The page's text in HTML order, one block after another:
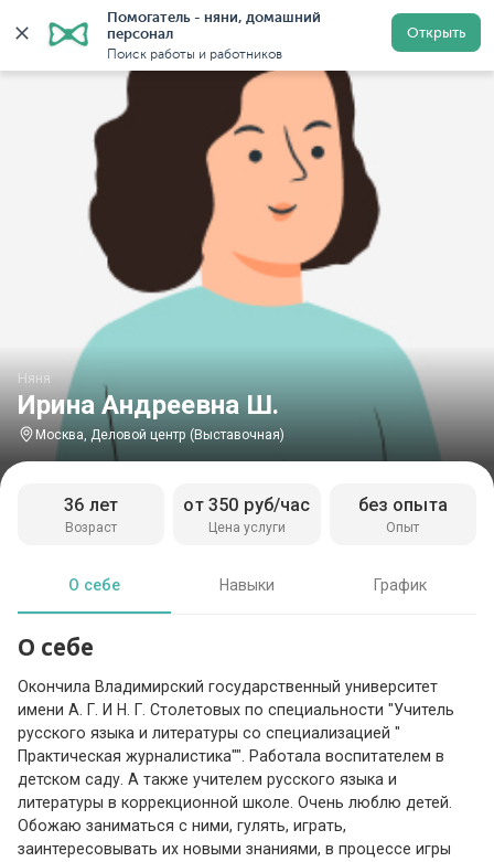
Помогатель - няни, домашний
персонал
Поиск работы и работников
Открыть
Главная Няни Няни в Москве Няни у метро
Ирина Андреевна Ш.
Няня
Москва, Деловой центр (Выставочная)
Возраст
36 лет
Цена услуги
от 350 руб/час
Опыт
без опыта
О себе Навыки График
О себе
Окончила Владимирский государственный университет
имени А. Г. И Н. Г. Столетовых по специальности "Учитель
русского языка и литературы со специализацией "
Практическая журналистика"". Работала воспитателем в
детском саду. А также учителем русского языка и
литературы в коррекционной школе. Очень люблю детей.
Обожаю заниматься с ними, гулять, играть,
заинтересовывать их новыми знаниями, в процессе игры